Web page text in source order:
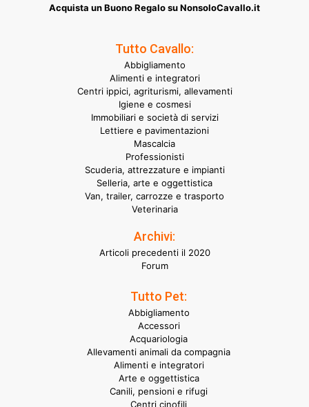
Acquista un Buono Regalo su NonsoloCavallo.it
Tutto Cavallo:
Abbigliamento
Alimenti e integratori
Centri ippici, agriturismi, allevamenti
Igiene e cosmesi
Immobiliari e società di servizi
Lettiere e pavimentazioni
Mascalcia
Professionisti
Scuderia, attrezzature e impianti
Selleria, arte e oggettistica
Van, trailer, carrozze e trasporto
Veterinaria
Archivi:
Articoli precedenti il 2020
Forum
Tutto Pet:
Abbigliamento
Accessori
Acquariologia
Allevamenti animali da compagnia
Alimenti e integratori
Arte e oggettistica
Canili, pensioni e rifugi
Centri cinofili